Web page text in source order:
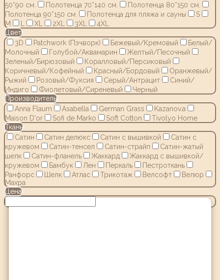
50*90 см.
Полотенца 70*140 см.
Полотенца 80*150 см.
Полотенца 90*150 см.
Полотенца для пляжа и сауны
S
M
XL 2XL 3XL
4XL
Цвет
3D
Patchwork (Пэчворк) Бежевый/Кремовый
Белый/
Молочный
Голубой/Аквамарин
Желтый/Песочный
Зеленый/Бирюзовый
Коралловый/Персиковый
Коричневый/Кофейный
Красный/Бордовый
Оранжевый/
Рыжий
Розовый/Фуксия Серый/Антрацит
Синий/
Индиго
Фиолетовый/Сиреневый
Черный
Производитель
Anna Flaum
Asabella German Grass
Kazanov.a
Maison D'or
Sofi de Marko Soft Cotton
Tivolyo Home
Ткань
Сатин
Сатин делюкс Сатин с вышивкой
Сатин с
кружевом
Сатин-тенсел Сатин-страйп
Сатин-жатый
шелк
Сатин-фланель Жаккард
Жаккард с вышивкой/
кружевом
Бамбук Лен Перкаль
Пестроткань
Ранфорс
Шелк Атлас Трикотаж Велсофт
Велюр
Махра
Цена